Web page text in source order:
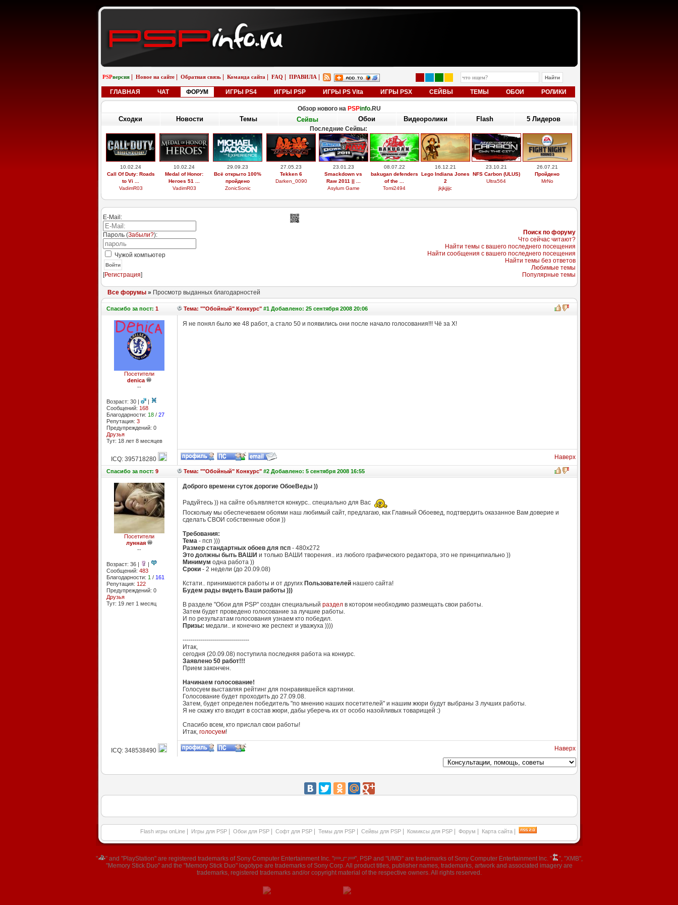
PSPверсия Новое на сайте Обратная связь Команда сайта FAQ ПРАВИЛА
ГЛАВНАЯ ЧАТ ФОРУМ ИГРЫ PS4 ИГРЫ PSP ИГРЫ PS Vita ИГРЫ PSX СЕЙВЫ ТЕМЫ ОБОИ РОЛИКИ
Обзор нового на PSPinfo.RU
Сходки Новости Темы Сейвы Обои Видеоролики Flash 5 Лидеров
Последние Сейвы:
10.02.24
Call Of Duty: Roads
to Vi ...
VadimR03
10.02.24
Medal of Honor:
Heroes 51 ...
VadimR03
29.09.23
Всё открыто 100%
пройдено
ZonicSonic
27.05.23
Tekken 6
Darken_0090
23.01.23
Smackdown vs
Raw 2011 || ...
Asylum Game
08.07.22
bakugan defenders
of the ...
Tomi2494
16.12.21
Lego Indiana Jones
2
jkjkjjijc
23.10.21
NFS Carbon (ULUS)
Ultra564
26.07.21
Пройдено
MrNo
E-Mail:
Пароль (Забыли?):
Чужой компьютер
Войти
[Регистрация]
Поиск по форуму
Что сейчас читают?
Найти темы с вашего последнего посещения
Найти сообщения с вашего последнего посещения
Найти темы без ответов
Любимые темы
Популярные темы
Все форумы» Просмотр выданных благодарностей
Спасибоза пост: 1 Тема: ""Обойный" Конкурс"#1 Добавлено: 25 сентября 2008 20:06
Посетители
denica
--
Возраст: 30 |
|
Сообщений: 168
Благодарности: 18/ 27
Репутация: 3
Предупреждений: 0
Друзья
Тут: 18 лет 8 месяцев
Я не понял было же 48 работ, а стало 50 и появились они после начало голосования!!! Чё за Х!
ICQ: 395718280 Наверх
Спасибоза пост: 9 Тема: ""Обойный" Конкурс"#2 Добавлено: 5 сентября 2008 16:55
Посетители
лунная
--
Возраст: 36 |
|
Сообщений: 483
Благодарности: 1 / 161
Репутация: 122
Предупреждений: 0
Друзья
Тут: 19 лет 1 месяц
Доброго времени суток дорогие ОбоеВеды ))
Радуйтесь )) на сайте объявляется конкурс.. специально для Вас
Поскольку мы обеспечеваем обоями наш любимый сайт, предлагаю, как Главный Обоевед, подтвердить оказанное Вам доверие и
сделать СВОИ собственные обои ))
Требования:
Тема- псп )))
Размер стандартных обоев для псп- 480х272
Это должны быть ВАШИ и только ВАШИ творения.. из любого графического редактора, это не принципиально ))
Минимум одна работа ))
Сроки- 2 недели (до 20.09.08)
Кстати.. принимаются работы и от других Пользователейнашего сайта!
Будем рады видеть Ваши работы )))
В разделе "Обои для PSP" создан специальный разделв котором необходимо размещать свои работы.
Затем будет проведено голосование за лучшие работы.
И по результатам голосования узнаем кто победил.
Призы: медали.. и конечно же респект и уважуха ))))
---------------------------------
Итак,
сегодня (20.09.08) поступила последняя работа на конкурс.
Заявлено 50 работ!!!
Прием закончен.
Начинаем голосование!
Голосуем выставляя рейтинг для понравившейся картинки.
Голосование будет проходить до 27.09.08.
Затем, будет определен победитель "по мнению наших посетителей" и нашим жюри будут выбраны 3 лучших работы.
Я не скажу кто входит в состав жюри, дабы уберечь их от особо назойливых товарищей :)
Спасибо всем, кто прислал свои работы!
Итак, голосуем!
ICQ: 348538490 Наверх
Flash игры onLine Игры для PSP Обои для PSP Софт для PSP Темы для PSP Сейвы для PSP Комиксы для PSP Форум Карта сайта
" " and "PlayStation" are registered trademarks of Sony Computer Entertainment Inc. " ", PSP and "UMD" are trademarks of Sony Computer Entertainment Inc. "
", "XMB",
"Memory Stick Duo" and the "Memory Stick Duo" logotype are trademarks of Sony Corp. All product titles, publisher names, trademarks, artwork and associated imagery are
trademarks, registered trademarks and/or copyright material of the respective owners. All rights reserved.